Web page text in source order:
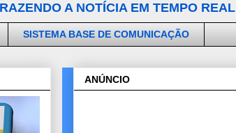
A NOTÍCIA EM TEMPO REAL
SISTEMA BASE DE COMUNICAÇÃO
ANÚNCIO